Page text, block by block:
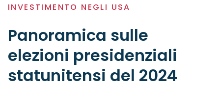
INVESTIMENTO NEGLI USA
Panoramica sulle
elezioni presidenziali
statunitensi del 2024